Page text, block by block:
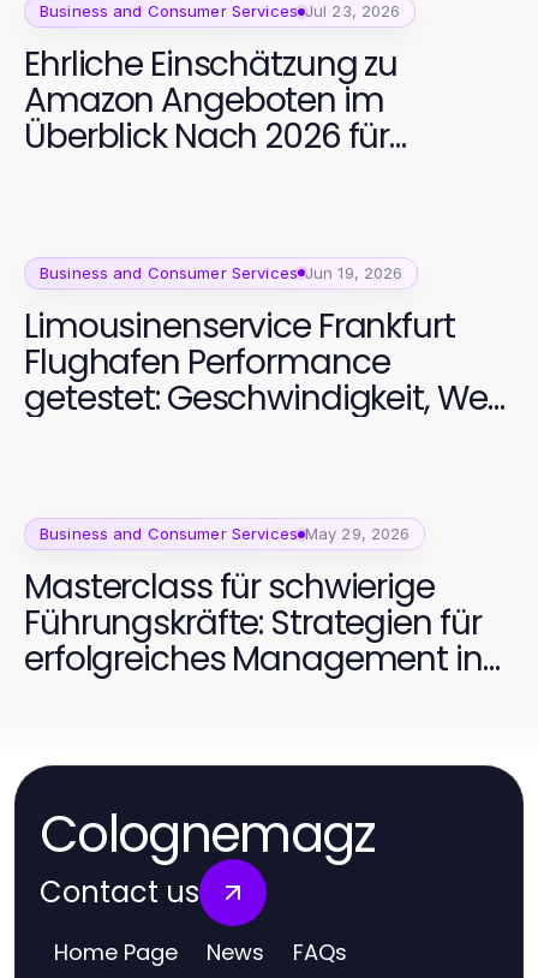
Business and Consumer Services Jul 23, 2026
Ehrliche Einschätzung zu
Amazon Angeboten im
Überblick Nach 2026 für
Business and Consumer Services Jun 19, 2026
Limousinenservice Frankfurt
Flughafen Performance
getestet: Geschwindigkeit, Wert
Business and Consumer Services May 29, 2026
Masterclass für schwierige
Führungskräfte: Strategien für
erfolgreiches Management in
Colognemagz
Contact us
Home Page News FAQs